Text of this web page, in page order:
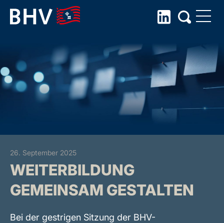
the
content
26. September 2025
WEITERBILDUNG
GEMEINSAM GESTALTEN
Bei der gestrigen Sitzung der BHV-